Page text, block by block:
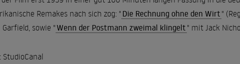
Remakes nach sich zog: " Die Rechnung ohne den Wirt "
Garfield, sowie "Wenn der Postmann zweimal klingelt " mit Jack
StudioCanal